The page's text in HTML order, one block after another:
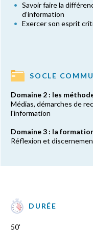
Savoir faire la
d’information
Exercer son esprit
SOCLE
Domaine 2 : les
Médias, démarches de
l'information
Domaine 3 : la
Réflexion et
DURÉE
50'